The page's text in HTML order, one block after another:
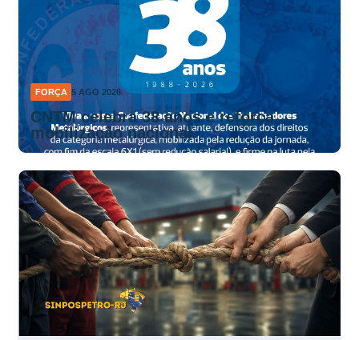
FORÇA 5 AGO 2026
CNTM celebra 38 anos e reforça
mobilização nacional